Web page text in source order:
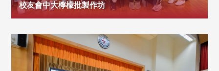
校友會中大檸檬批製作坊